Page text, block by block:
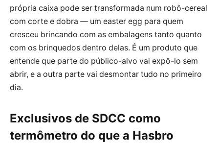
própria caixa pode ser transformada num robô-cereal
com corte e dobra — um easter egg para quem
cresceu brincando com as embalagens tanto quanto
com os brinquedos dentro delas. É um produto que
entende que parte do público-alvo vai expô-lo sem
abrir, e a outra parte vai desmontar tudo no primeiro
dia.
Exclusivos de SDCC como
termômetro do que a Hasbro